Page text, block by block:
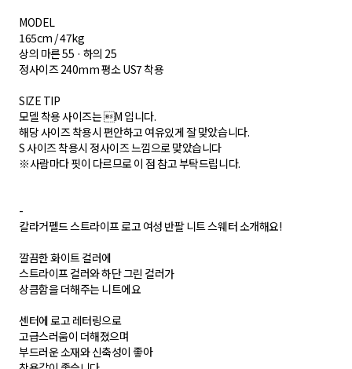
MODEL
165cm / 47kg
상의 마른 55 · 하의 25
정사이즈 240mm 평소 US7 착용
SIZE TIP
모델 착용 사이즈는 M 입니다.
해당 사이즈 착용시 편안하고 여유있게 잘 맞았습니다.
S 사이즈 착용시 정사이즈 느낌으로 맞았습니다
※사람마다 핏이 다르므로 이 점 참고 부탁드립니다.
-
칼라거펠드 스트라이프 로고 여성 반팔 니트 스웨터 소개해요!
깔끔한 화이트 컬러에
스트라이프 컬러와 하단 그린 컬러가
상큼함을 더해주는 니트에요
센터에 로고 레터링으로
고급스러움이 더해졌으며
부드러운 소재와 신축성이 좋아